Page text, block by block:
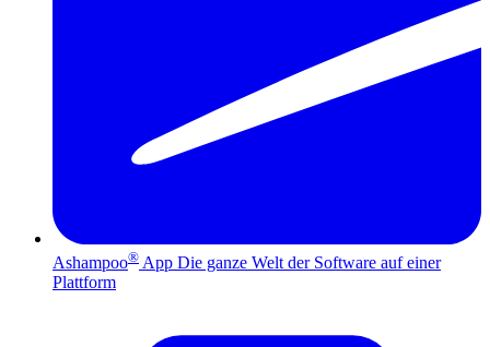
Ashampoo® App Die ganze Welt der Software auf einer
Plattform